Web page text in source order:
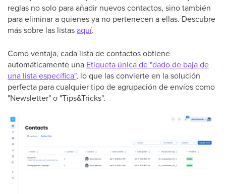
reglas no solo para añadir nuevos contactos, sino también
para eliminar a quienes ya no pertenecen a ellas. Descubre
más sobre las listasaquí.
Como ventaja, cada lista de contactos obtiene
automáticamente una Etiqueta única de "dado de baja de
una lista específica", lo que las convierte en la solución
perfecta para cualquier tipo de agrupación de envíos como
"Newsletter" o "Tips&Tricks".